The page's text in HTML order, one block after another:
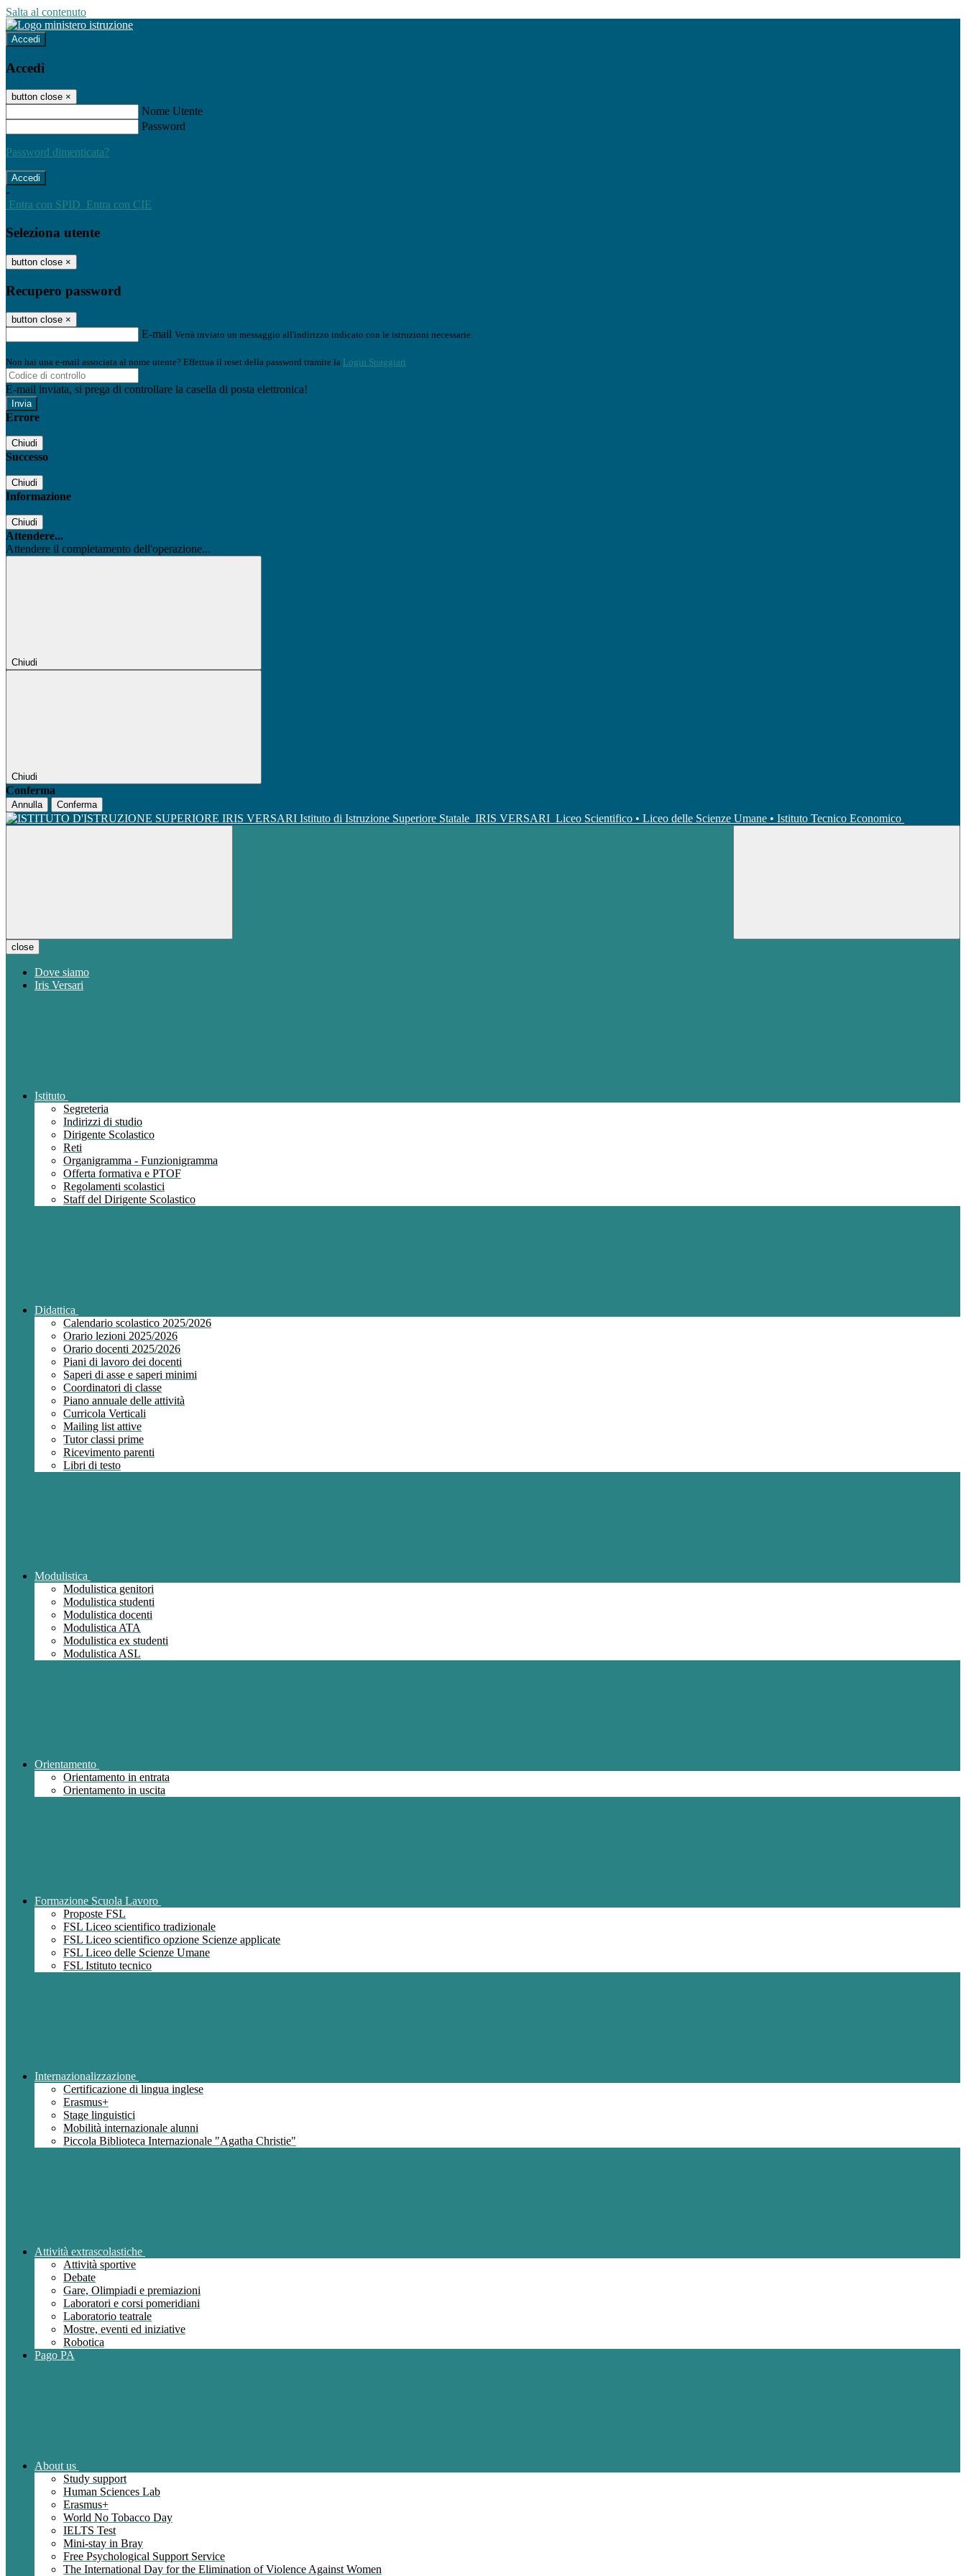
Salta al contenuto
Accedi
Accedi
button close ×
Nome Utente
Password
Password dimenticata?
-
Entra con SPID Entra con CIE
Seleziona utente
button close ×
Recupero password
button close ×
E-mail Verrà inviato un messaggio all'indirizzo indicato con le istruzioni necessarie.
Non hai una e-mail associata al nome utente? Effettua il reset della password tramite la Login Spaggiari
E-mail inviata, si prega di controllare la casella di posta elettronica!
Errore
Chiudi
Successo
Chiudi
Informazione
Chiudi
Attendere...
Attendere il completamento dell'operazione...
Chiudi
Chiudi
Conferma
Annulla Conferma
Istituto di Istruzione Superiore Statale IRIS VERSARI Liceo Scientifico • Liceo delle Scienze Umane • Istituto Tecnico Economico
close
Dove siamo
Iris Versari
Istituto
Segreteria
Indirizzi di studio
Dirigente Scolastico
Reti
Organigramma - Funzionigramma
Offerta formativa e PTOF
Regolamenti scolastici
Staff del Dirigente Scolastico
Didattica
Calendario scolastico 2025/2026
Orario lezioni 2025/2026
Orario docenti 2025/2026
Piani di lavoro dei docenti
Saperi di asse e saperi minimi
Coordinatori di classe
Piano annuale delle attività
Curricola Verticali
Mailing list attive
Tutor classi prime
Ricevimento parenti
Libri di testo
Modulistica
Modulistica genitori
Modulistica studenti
Modulistica docenti
Modulistica ATA
Modulistica ex studenti
Modulistica ASL
Orientamento
Orientamento in entrata
Orientamento in uscita
Formazione Scuola Lavoro
Proposte FSL
FSL Liceo scientifico tradizionale
FSL Liceo scientifico opzione Scienze applicate
FSL Liceo delle Scienze Umane
FSL Istituto tecnico
Internazionalizzazione
Certificazione di lingua inglese
Erasmus+
Stage linguistici
Mobilità internazionale alunni
Piccola Biblioteca Internazionale "Agatha Christie"
Attività extrascolastiche
Attività sportive
Debate
Gare, Olimpiadi e premiazioni
Laboratori e corsi pomeridiani
Laboratorio teatrale
Mostre, eventi ed iniziative
Robotica
Pago PA
About us
Study support
Human Sciences Lab
Erasmus+
World No Tobacco Day
IELTS Test
Mini-stay in Bray
Free Psychological Support Service
The International Day for the Elimination of Violence Against Women